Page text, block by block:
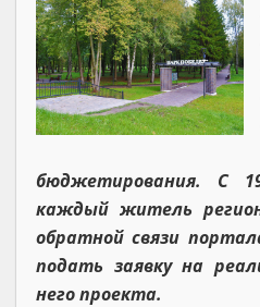
бюджетирования. С
каждый житель
обратной связи
подать заявку на
него проекта.